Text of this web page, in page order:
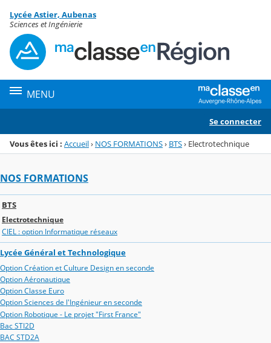
Menu de la rubrique
Contenu
Lycée Astier, Aubenas
Sciences et Ingénierie
MENU
Se connecter
Vous êtes ici : Accueil› NOS FORMATIONS› BTS› Electrotechnique
NOS FORMATIONS
BTS
Electrotechnique
CIEL : option Informatique réseaux
Lycée Général et Technologique
Option Création et Culture Design en seconde
Option Aéronautique
Option Classe Euro
Option Sciences de l'Ingénieur en seconde
Option Robotique - Le projet "First France"
Bac STI2D
BAC STD2A